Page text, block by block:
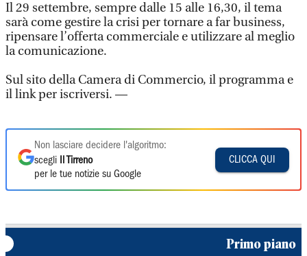
Il 29 settembre, sempre dalle 15 alle 16,30, il tema
sarà come gestire la crisi per tornare a far business,
ripensare l’offerta commerciale e utilizzare al meglio
la comunicazione.
Sul sito della Camera di Commercio, il programma e
il link per iscriversi. —
Non lasciare decidere l'algoritmo:
scegli
Il Tirreno
per le tue notizie su Google
CLICCA QUI
Primo piano